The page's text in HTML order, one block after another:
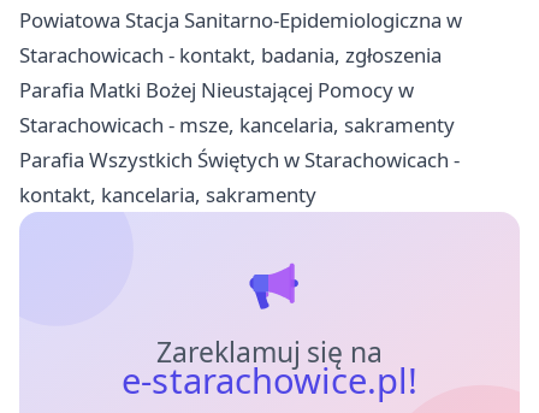
Powiatowa Stacja Sanitarno-Epidemiologiczna w
Starachowicach - kontakt, badania, zgłoszenia
Parafia Matki Bożej Nieustającej Pomocy w
Starachowicach - msze, kancelaria, sakramenty
Parafia Wszystkich Świętych w Starachowicach -
kontakt, kancelaria, sakramenty
Zareklamuj się na
e-starachowice.pl!